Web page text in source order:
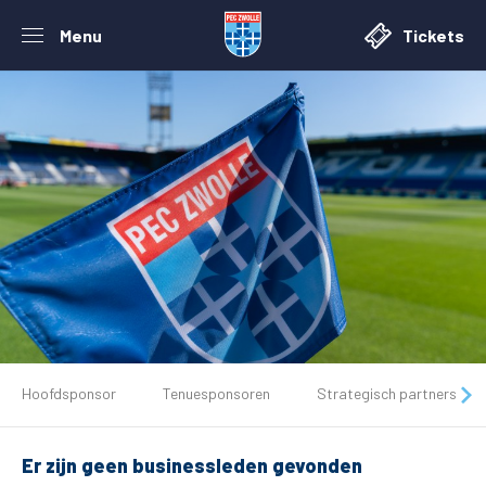
Menu Tickets
Tickets
Matchdays
Hoofdsponsor Tenuesponsoren Strategisch partners
Er zijn geen businessleden gevonden